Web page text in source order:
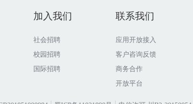
加入我们
社会招聘
校园招聘
国际招聘
联系我们
应用开放接入
客户咨询反馈
商务合作
开放平台